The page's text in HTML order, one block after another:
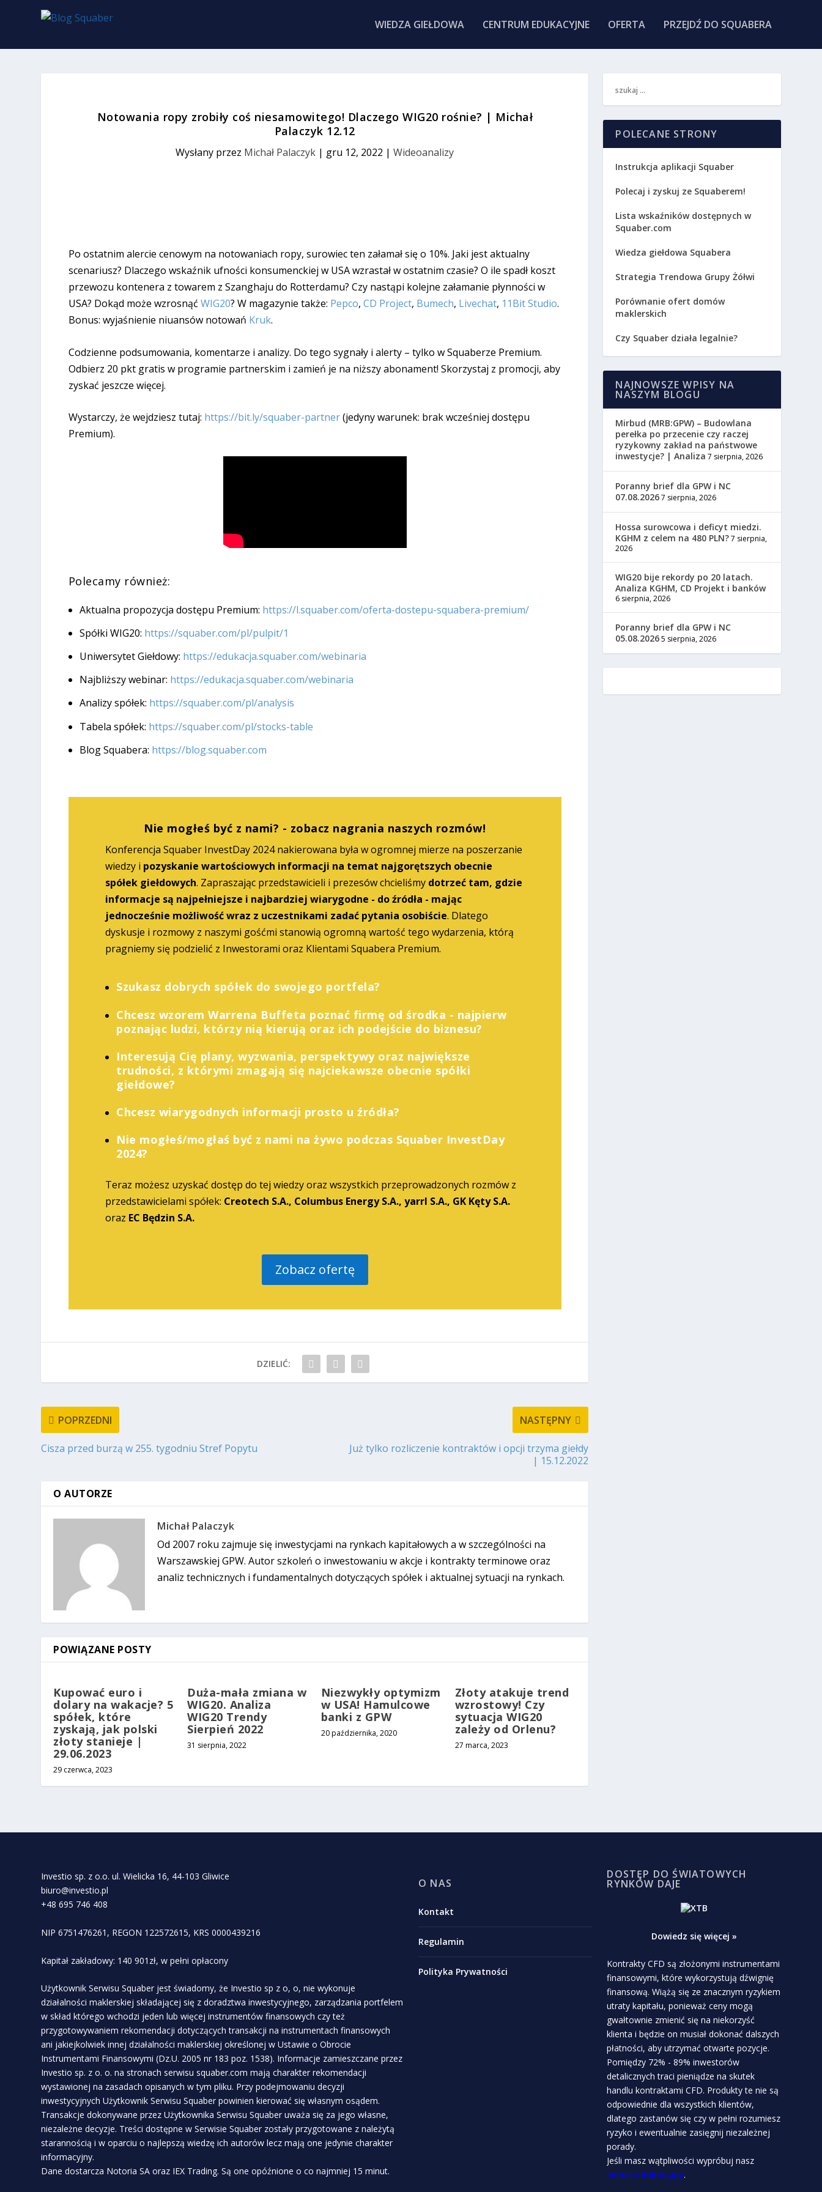
WIEDZA GIEŁDOWA CENTRUM EDUKACYJNE OFERTA PRZEJDŹ DO SQUABERA
Notowania ropy zrobiły coś niesamowitego! Dlaczego WIG20 rośnie? | Michał
Palaczyk 12.12
Wysłany przez Michał Palaczyk | gru 12, 2022 |Wideoanalizy
Po ostatnim alercie cenowym na notowaniach ropy, surowiec ten załamał się o 10%. Jaki jest aktualny
scenariusz? Dlaczego wskaźnik ufności konsumenckiej w USA wzrastał w ostatnim czasie? O ile spadł koszt
przewozu kontenera z towarem z Szanghaju do Rotterdamu? Czy nastąpi kolejne załamanie płynności w
USA? Dokąd może wzrosnąć WIG20? W magazynie także: Pepco, CD Project, Bumech, Livechat, 11Bit Studio.
Bonus: wyjaśnienie niuansów notowań Kruk.
Codzienne podsumowania, komentarze i analizy. Do tego sygnały i alerty – tylko w Squaberze Premium.
Odbierz 20 pkt gratis w programie partnerskim i zamień je na niższy abonament! Skorzystaj z promocji, aby
zyskać jeszcze więcej.
Wystarczy, że wejdziesz tutaj: https://bit.ly/squaber-partner(jedyny warunek: brak wcześniej dostępu
Premium).
Polecamy również:
Aktualna propozycja dostępu Premium: https://l.squaber.com/oferta-dostepu-squabera-premium/
Spółki WIG20: https://squaber.com/pl/pulpit/1
Uniwersytet Giełdowy: https://edukacja.squaber.com/webinaria
Najbliższy webinar: https://edukacja.squaber.com/webinaria
Analizy spółek: https://squaber.com/pl/analysis
Tabela spółek: https://squaber.com/pl/stocks-table
Blog Squabera: https://blog.squaber.com
Nie mogłeś być z nami? - zobacz nagrania naszych rozmów!
Konferencja Squaber InvestDay 2024 nakierowana była w ogromnej mierze na poszerzanie
wiedzy i pozyskanie wartościowych informacji na temat najgorętszych obecnie
spółek giełdowych. Zapraszając przedstawicieli i prezesów chcieliśmy dotrzeć tam, gdzie
informacje są najpełniejsze i najbardziej wiarygodne - do źródła - mając
jednocześnie możliwość wraz z uczestnikami zadać pytania osobiście. Dlatego
dyskusje i rozmowy z naszymi gośćmi stanowią ogromną wartość tego wydarzenia, którą
pragniemy się podzielić z Inwestorami oraz Klientami Squabera Premium.
Szukasz dobrych spółek do swojego portfela?
Chcesz wzorem Warrena Buffeta poznać firmę od środka - najpierw
poznając ludzi, którzy nią kierują oraz ich podejście do biznesu?
Interesują Cię plany, wyzwania, perspektywy oraz największe
trudności, z którymi zmagają się najciekawsze obecnie spółki
giełdowe?
Chcesz wiarygodnych informacji prosto u źródła?
Nie mogłeś/mogłaś być z nami na żywo podczas Squaber InvestDay
2024?
Teraz możesz uzyskać dostęp do tej wiedzy oraz wszystkich przeprowadzonych rozmów z
przedstawicielami spółek: Creotech S.A., Columbus Energy S.A., yarrl S.A., GK Kęty S.A.
oraz EC Będzin S.A.
Zobacz ofertę
DZIELIĆ:
POPRZEDNI
Cisza przed burzą w 255. tygodniu Stref Popytu
NASTĘPNY
Już tylko rozliczenie kontraktów i opcji trzyma giełdy
| 15.12.2022
O AUTORZE
Michał Palaczyk
Od 2007 roku zajmuje się inwestycjami na rynkach kapitałowych a w szczególności na
Warszawskiej GPW. Autor szkoleń o inwestowaniu w akcje i kontrakty terminowe oraz
analiz technicznych i fundamentalnych dotyczących spółek i aktualnej sytuacji na rynkach.
POWIĄZANE POSTY
Kupować euro i
dolary na wakacje? 5
spółek, które
zyskają, jak polski
złoty stanieje |
29.06.2023
29 czerwca, 2023
Duża-mała zmiana w
WIG20. Analiza
WIG20 Trendy
Sierpień 2022
31 sierpnia, 2022
Niezwykły optymizm
w USA! Hamulcowe
banki z GPW
20 października, 2020
Złoty atakuje trend
wzrostowy! Czy
sytuacja WIG20
zależy od Orlenu?
27 marca, 2023
POLECANE STRONY
Instrukcja aplikacji Squaber
Polecaj i zyskuj ze Squaberem!
Lista wskaźników dostępnych w
Squaber.com
Wiedza giełdowa Squabera
Strategia Trendowa Grupy Żółwi
Porównanie ofert domów
maklerskich
Czy Squaber działa legalnie?
NAJNOWSZE WPISY NA
NASZYM BLOGU
Mirbud (MRB:GPW) – Budowlana
perełka po przecenie czy raczej
ryzykowny zakład na państwowe
inwestycje? | Analiza 7 sierpnia, 2026
Poranny brief dla GPW i NC
07.08.20267 sierpnia, 2026
Hossa surowcowa i deficyt miedzi.
KGHM z celem na 480 PLN?7 sierpnia,
2026
WIG20 bije rekordy po 20 latach.
Analiza KGHM, CD Projekt i banków
6 sierpnia, 2026
Poranny brief dla GPW i NC
05.08.20265 sierpnia, 2026
Investio sp. z o.o. ul. Wielicka 16, 44-103 Gliwice
biuro@investio.pl
+48 695 746 408
NIP 6751476261, REGON 122572615, KRS 0000439216
Kapitał zakładowy: 140 901zł, w pełni opłacony
Użytkownik Serwisu Squaber jest świadomy, że Investio sp z o, o, nie wykonuje
działalności maklerskiej składającej się z doradztwa inwestycyjnego, zarządzania portfelem
w skład którego wchodzi jeden lub więcej instrumentów finansowych czy też
przygotowywaniem rekomendacji dotyczących transakcji na instrumentach finansowych
ani jakiejkolwiek innej działalności maklerskiej określonej w Ustawie o Obrocie
Instrumentami Finansowymi (Dz.U. 2005 nr 183 poz. 1538). Informacje zamieszczane przez
Investio sp. z o. o. na stronach serwisu squaber.com mają charakter rekomendacji
wystawionej na zasadach opisanych w tym pliku. Przy podejmowaniu decyzji
inwestycyjnych Użytkownik Serwisu Squaber powinien kierować się własnym osądem.
Transakcje dokonywane przez Użytkownika Serwisu Squaber uważa się za jego własne,
niezależne decyzje. Treści dostępne w Serwisie Squaber zostały przygotowane z należytą
starannością i w oparciu o najlepszą wiedzę ich autorów lecz mają one jedynie charakter
informacyjny.
Dane dostarcza Notoria SA oraz IEX Trading. Są one opóźnione o co najmniej 15 minut.
O NAS
Kontakt
Regulamin
Polityka Prywatności
DOSTĘP DO ŚWIATOWYCH
RYNKÓW DAJE
Dowiedz się więcej »
Kontrakty CFD są złożonymi instrumentami
finansowymi, które wykorzystują dźwignię
finansową. Wiążą się ze znacznym ryzykiem
utraty kapitału, ponieważ ceny mogą
gwałtownie zmienić się na niekorzyść
klienta i będzie on musiał dokonać dalszych
płatności, aby utrzymać otwarte pozycje.
Pomiędzy 72% - 89% inwestorów
detalicznych traci pieniądze na skutek
handlu kontraktami CFD. Produkty te nie są
odpowiednie dla wszystkich klientów,
dlatego zastanów się czy w pełni rozumiesz
ryzyko i ewentualnie zasięgnij niezależnej
porady.
Jeśli masz wątpliwości wypróbuj nasz
serwis edukacyjny.